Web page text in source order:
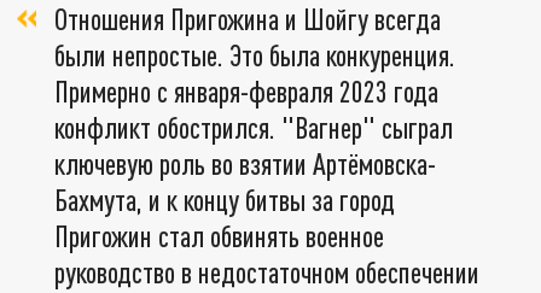
Отношения Пригожина и Шойгу всегда
были непростые. Это была конкуренция.
Примерно с января-февраля 2023 года
конфликт обострился. "Вагнер" сыграл
ключевую роль во взятии Артёмовска-
Бахмута, и к концу битвы за город
Пригожин стал обвинять военное
руководство в недостаточном обеспечении